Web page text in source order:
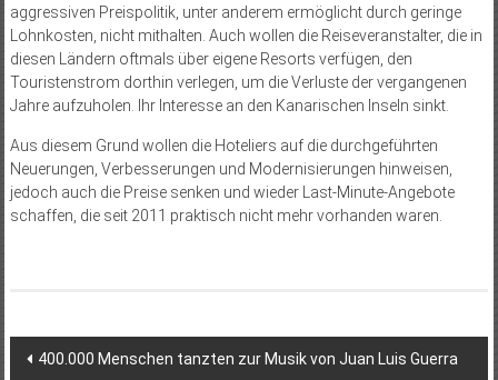
aggressiven Preispolitik, unter anderem ermöglicht durch geringe
Lohnkosten, nicht mithalten. Auch wollen die Reiseveranstalter, die in
diesen Ländern oftmals über eigene Resorts verfügen, den
Touristenstrom dorthin verlegen, um die Verluste der vergangenen
Jahre aufzuholen. Ihr Interesse an den Kanarischen Inseln sinkt.
Aus diesem Grund wollen die Hoteliers auf die durchgeführten
Neuerungen, Verbesserungen und Modernisierungen hinweisen,
jedoch auch die Preise senken und wieder Last-Minute-Angebote
schaffen, die seit 2011 praktisch nicht mehr vorhanden waren.
Beitragsnavigation
400.000 Menschen tanzten zur Musik von Juan Luis Guerra